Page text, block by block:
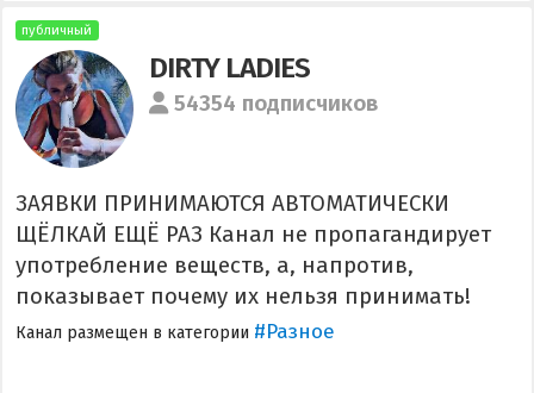
публичный
DIRTY LADIES
54354 подписчиков
ЗАЯВКИ ПРИНИМАЮТСЯ АВТОМАТИЧЕСКИ
ЩЁЛКАЙ ЕЩЁ РАЗ Канал не пропагандирует
употребление веществ, а, напротив,
показывает почему их нельзя принимать!
Канал размещен в категории #Разное